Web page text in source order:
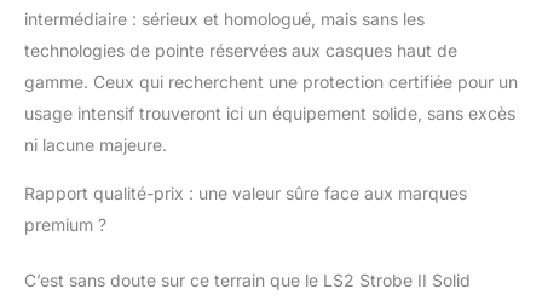
intermédiaire : sérieux et homologué, mais sans les
technologies de pointe réservées aux casques haut de
gamme. Ceux qui recherchent une protection certifiée pour un
usage intensif trouveront ici un équipement solide, sans excès
ni lacune majeure.
Rapport qualité-prix : une valeur sûre face aux marques
premium ?
C’est sans doute sur ce terrain que le LS2 Strobe II Solid